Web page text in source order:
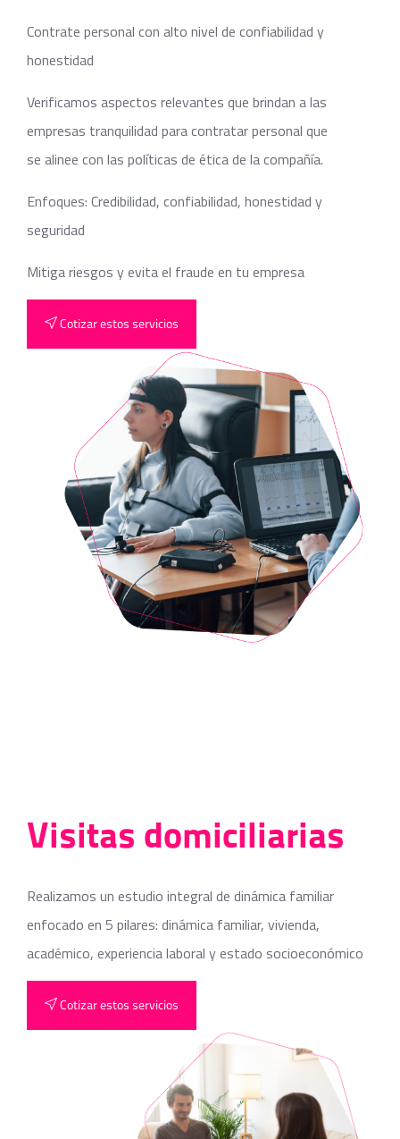
Contrate personal con alto nivel de confiabilidad y
honestidad
Verificamos aspectos relevantes que brindan a las
empresas tranquilidad para contratar personal que
se alinee con las políticas de ética de la compañía.
Enfoques: Credibilidad, confiabilidad, honestidad y
seguridad
Mitiga riesgos y evita el fraude en tu empresa
Cotizar estos servicios
Visitas domiciliarias
Realizamos un estudio integral de dinámica familiar
enfocado en 5 pilares: dinámica familiar, vivienda,
académico, experiencia laboral y estado socioeconómico
Cotizar estos servicios